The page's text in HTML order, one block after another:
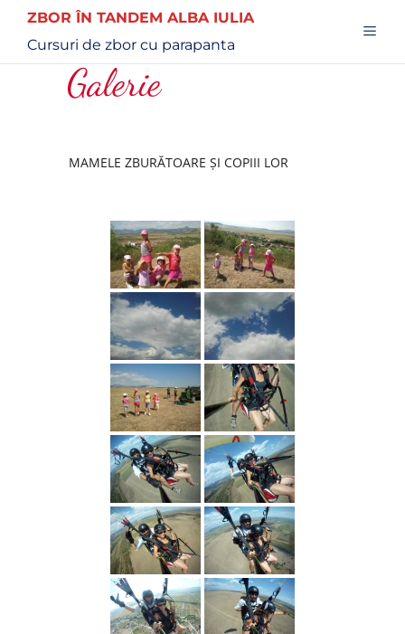
ZBOR ÎN TANDEM ALBA IULIA
Cursuri de zbor cu parapanta
Galerie
MAMELE ZBURĂTOARE ȘI COPIII LOR